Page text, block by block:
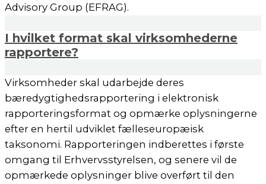
Advisory Group (EFRAG).
I hvilket format skal virksomhederne
rapportere?
Virksomheder skal udarbejde deres
bæredygtighedsrapportering i elektronisk
rapporteringsformat og opmærke oplysningerne
efter en hertil udviklet fælleseuropæisk
taksonomi. Rapporteringen indberettes i første
omgang til Erhvervsstyrelsen, og senere vil de
opmærkede oplysninger blive overført til den